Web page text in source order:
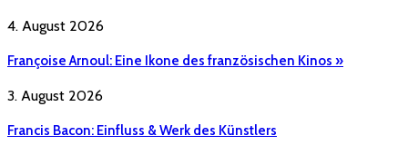
4. August 2026
Françoise Arnoul: Eine Ikone des französischen Kinos »
3. August 2026
Francis Bacon: Einfluss & Werk des Künstlers